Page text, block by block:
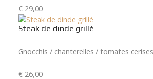
€ 29,00
Steak de dinde grillé
Gnocchis / chanterelles / tomates cerises
€ 26,00